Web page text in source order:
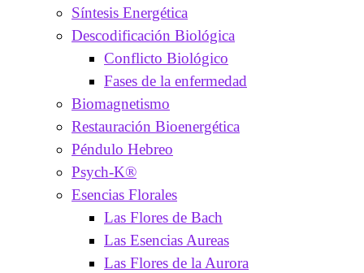
Síntesis Energética
Descodificación Biológica
Conflicto Biológico
Fases de la enfermedad
Biomagnetismo
Restauración Bioenergética
Péndulo Hebreo
Psych-K®
Esencias Florales
Las Flores de Bach
Las Esencias Aureas
Las Flores de la Aurora